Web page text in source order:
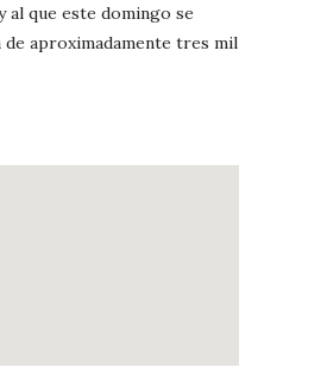
al que este domingo se
de aproximadamente tres mil